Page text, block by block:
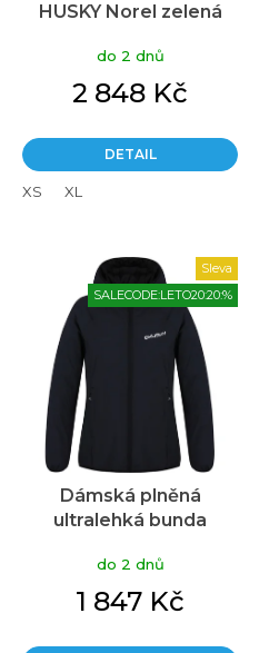
HUSKY Norel zelená
do 2 dnů
2 848 Kč
DETAIL
XS XL
Sleva
SALECODE:LETO20:20:%
Dámská plněná
ultralehká bunda
do 2 dnů
1 847 Kč